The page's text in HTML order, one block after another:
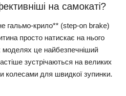
на самокаті?
гальмо-крило** (step-on brake)
просто натискає на нього
моделях це найбезпечніший
зустрічаються на великих
колесами для швидкої зупинки.